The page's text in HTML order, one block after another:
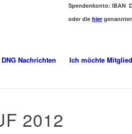
Spendenkonto: IBAN
oder diehier
DNG Nachrichten Ich möchte
2012